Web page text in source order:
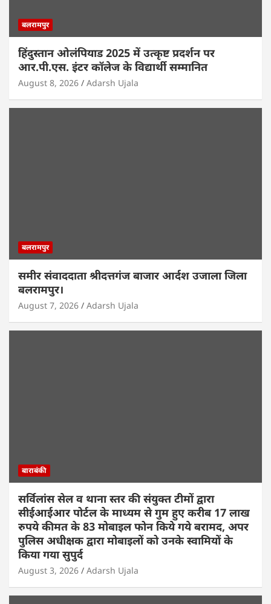
बलरामपुर
हिंदुस्तान ओलंपियाड 2025 में उत्कृष्ट प्रदर्शन पर
आर.पी.एस. इंटर कॉलेज के विद्यार्थी सम्मानित
August 8, 2026 Adarsh Ujala
बलरामपुर
समीर संवाददाता श्रीदत्तगंज बाजार आर्दश उजाला जिला
बलरामपुर।
August 7, 2026 Adarsh Ujala
बाराबंकी
सर्विलांस सेल व थाना स्तर की संयुक्त टीमों द्वारा
सीईआईआर पोर्टल के माध्यम से गुम हुए करीब 17 लाख
रुपये कीमत के 83 मोबाइल फोन किये गये बरामद, अपर
पुलिस अधीक्षक द्वारा मोबाइलों को उनके स्वामियों के
किया गया सुपुर्द
August 3, 2026 Adarsh Ujala